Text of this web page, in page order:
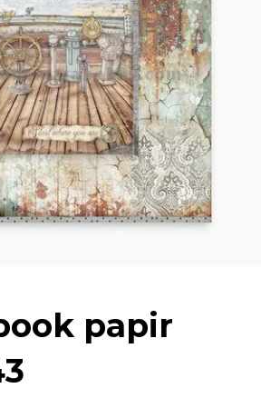
papir